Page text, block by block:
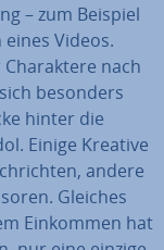
– zum Beispiel
Videos.
nach
besonders
hinter die
Einige Kreative
andere
Gleiches
Einkommen hat